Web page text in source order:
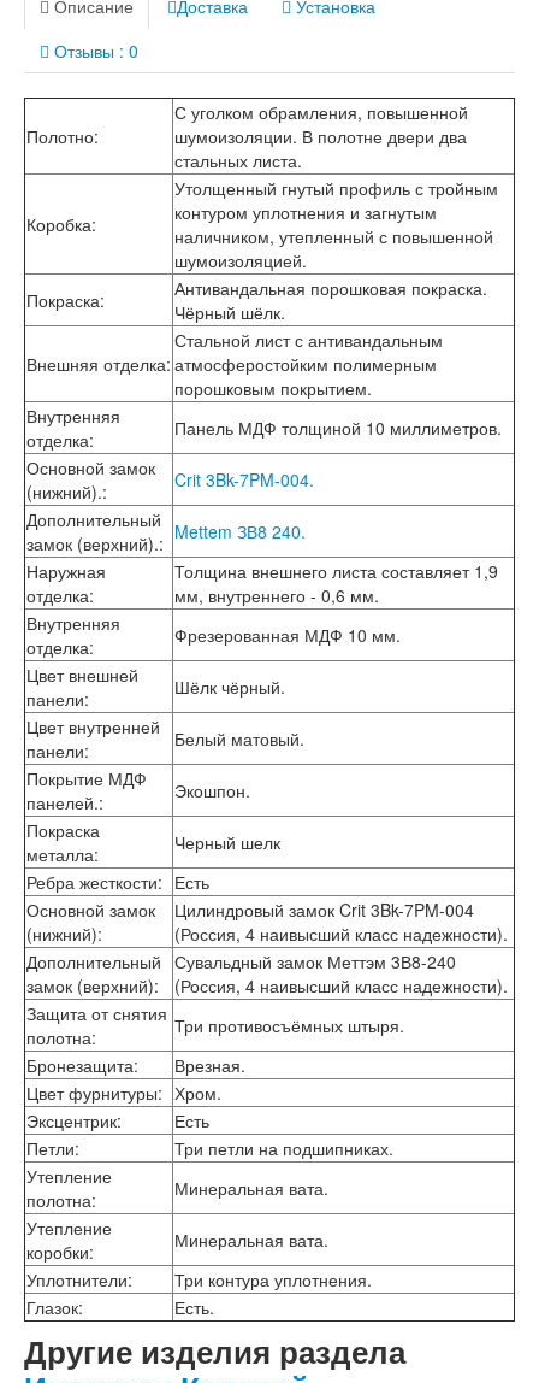
Лабиринт Мегаполис
Лабиринт Нью Йорк
Лабиринт Пазл
Лабиринт Пиано
Лабиринт Пиано Смарт 2.0
Лабиринт Платинум
Лабиринт Полярис лайт
Лабиринт Роял
Лабиринт Сильвер
Лабиринт Сияна
Лабиринт Скайлаб
Лабиринт Скандия
Лабиринт Смартлаб
Лабиринт Соналаб
Лабиринт Термолайт
Лабиринт Термомагнит
Лабиринт Трендо
Лабиринт Тундра Плюс
Лабиринт Урбан
Лабиринт Фрост
Лабиринт Шторм
Лабиринт Эволаб
Двери Про
Двери Интекрон
Интекрон Вектор
Интекрон Греция
Интекрон Италия
Интекрон Колизей
Интекрон Колизей Белый
Интекрон Неаполь
Интекрон Олимпия
Интекрон Премьера
Интекрон Профит
Интекрон Ронда
Интекрон Сицилия
Интекрон Спарта Белая
Интекрон Спарта Грей
Интекрон Термо
Интекрон Тетра
Интекрон Фараон
Интекрон Форте
Двери АСД
Двери Ратибор
Двери Аргус
Тамбурные двери
Межкомнатные двери
Двери Альберо
Галерея
Геометрия
Графика
Империя
Классика
Описание Доставка
Установка
Отзывы : 0
Полотно:
С уголком обрамления, повышенной
шумоизоляции. В полотне двери два
стальных листа.
Коробка:
Утолщенный гнутый профиль с тройным
контуром уплотнения и загнутым
наличником, утепленный с повышенной
шумоизоляцией.
Покраска:
Антивандальная порошковая покраска.
Чёрный шёлк.
Внешняя отделка:
Стальной лист с антивандальным
атмосферостойким полимерным
порошковым покрытием.
Внутренняя
отделка:
Панель МДФ толщиной 10 миллиметров.
Основной замок
(нижний).:
Crit 3Bk-7PM-004.
Дополнительный
замок (верхний).: Mettem ЗВ8 240.
Наружная
отделка:
Толщина внешнего листа составляет 1,9
мм, внутреннего - 0,6 мм.
Внутренняя
отделка:
Фрезерованная МДФ 10 мм.
Цвет внешней
панели:
Шёлк чёрный.
Цвет внутренней
панели:
Белый матовый.
Покрытие МДФ
панелей.:
Экошпон.
Покраска
металла:
Черный шелк
Ребра жесткости: Есть
Основной замок
(нижний):
Цилиндровый замок Crit 3Bk-7PM-004
(Россия, 4 наивысший класс надежности).
Дополнительный
замок (верхний):
Сувальдный замок Меттэм 3В8-240
(Россия, 4 наивысший класс надежности).
Защита от снятия
полотна:
Три противосъёмных штыря.
Бронезащита:
Врезная.
Цвет фурнитуры: Хром.
Эксцентрик:
Есть
Петли:
Три петли на подшипниках.
Утепление
полотна:
Минеральная вата.
Утепление
коробки:
Минеральная вата.
Уплотнители:
Три контура уплотнения.
Глазок: Есть.
Другие изделия раздела